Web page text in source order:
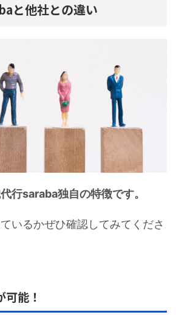
と他社との違い
行saraba独自の特徴です。
いるかぜひ確認してみてくださ
能！